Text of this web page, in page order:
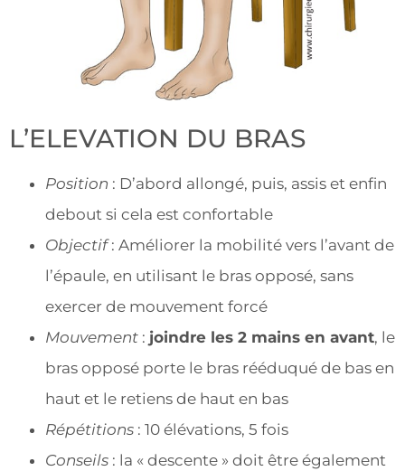
L’ELEVATION DU BRAS
Position : D’abord allongé, puis, assis et enfin
debout si cela est confortable
Objectif: Améliorer la mobilité vers l’avant de
l’épaule, en utilisant le bras opposé, sans
exercer de mouvement forcé
Mouvement : joindre les 2 mains en avant, le
bras opposé porte le bras rééduqué de bas en
haut et le retiens de haut en bas
Répétitions : 10 élévations, 5 fois
Conseils : la « descente » doit être également